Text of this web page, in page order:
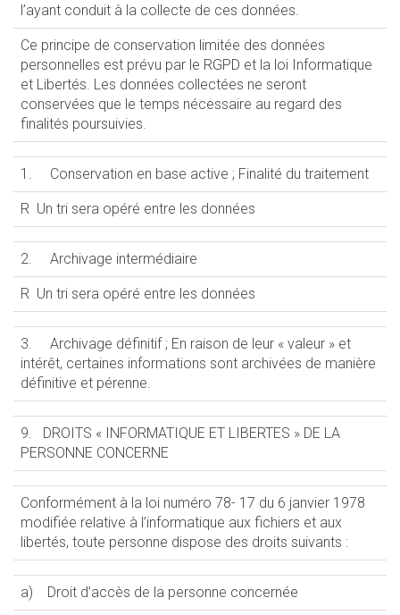
l’ayant conduit à la collecte de ces données.
Ce principe de conservation limitée des données
personnelles est prévu par le RGPD et la loi Informatique
et Libertés. Les données collectées ne seront
conservées que le temps nécessaire au regard des
finalités poursuivies.
1. Conservation en base active ; Finalité du traitement
R Un tri sera opéré entre les données
2. Archivage intermédiaire
R Un tri sera opéré entre les données
3. Archivage définitif ; En raison de leur « valeur » et
intérêt, certaines informations sont archivées de manière
définitive et pérenne.
9. DROITS « INFORMATIQUE ET LIBERTES » DE LA
PERSONNE CONCERNE
Conformément à la loi numéro 78- 17 du 6 janvier 1978
modifiée relative à l’informatique aux fichiers et aux
libertés, toute personne dispose des droits suivants :
a) Droit d’accès de la personne concernée